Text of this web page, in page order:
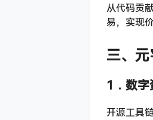
从代码贡
易，实现
三、
1． 数字
开源工具